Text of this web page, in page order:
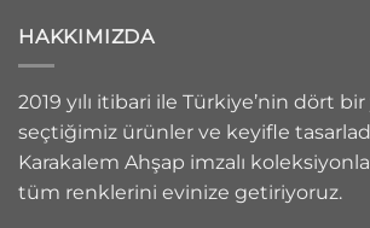
HAKKIMIZDA
2019 yılı itibari ile Türkiye’nin dört
seçtiğimiz ürünler ve keyifle
Karakalem Ahşap imzalı
tüm renklerini evinize getiriyoruz.